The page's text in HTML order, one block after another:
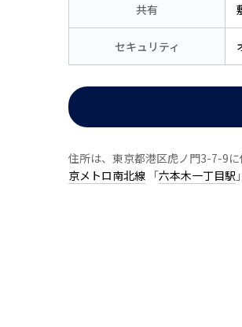
共有
セキュリティ
住所は、東京都港区虎ノ門3-7-9
京メトロ南北線 「六本木一丁目駅